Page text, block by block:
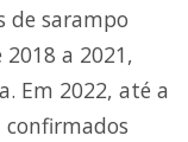
de sarampo
a 2021,
Em 2022, até a